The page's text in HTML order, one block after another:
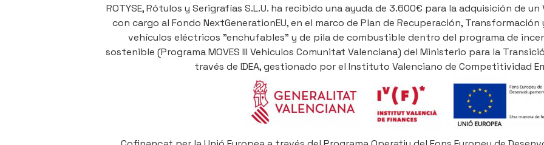
ROTYSE, Rótulos y Serigrafías S.L.U. ha recibido una ayuda de 3.600€ para la adquisición de un
con cargo al Fondo NextGenerationEU, en el marco de Plan de Recuperación,
vehículos eléctricos "enchufables" y de pila de combustible dentro del programa de
sostenible (Programa MOVES III Vehiculos Comunitat Valenciana) del Ministerio para la
través de IDEA, gestionado por el Instituto Valenciano de Competitividad